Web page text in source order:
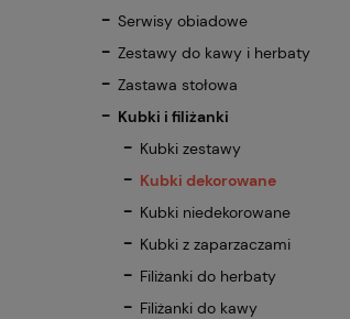
Serwisy obiadowe
Zestawy do kawy i herbaty
Zastawa stołowa
Kubki i filiżanki
Kubki zestawy
Kubki dekorowane
Kubki niedekorowane
Kubki z zaparzaczami
Filiżanki do herbaty
Filiżanki do kawy